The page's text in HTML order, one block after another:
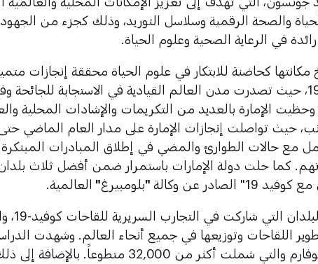
والصحة الرقمية وسلاسل التوريد، وذلك كجزء من الجهود
في الرعاية الصحية وعلوم الحياة.
كحاضنة للابتكار في علوم الحياة محققة إنجازات
التعامل من جائحة كوفيد-19، حيث تصدرت مدن العالم القيادية في الاستجابة
الإمارة بالعديد من التكريمات والإشادات المحلية
حيث تواصلت إنجازات الإمارة على مدار العام الماضي
مع حالات الطوارئ والمضي في إطلاق المبادرات المبتكرة
كما حلت دولة الإمارات باستمرار ضمن أفضل ثلاث
عن وكالة
"بلومبيرغ" العالمية.
وكانت الإمارات من أوائل
اللقاحات وتوزيعها في جميع أنحاء العالم. وشهدت
تجربة سريرية على لقاح سينوفارم والتي شملت أكثر من 32,000